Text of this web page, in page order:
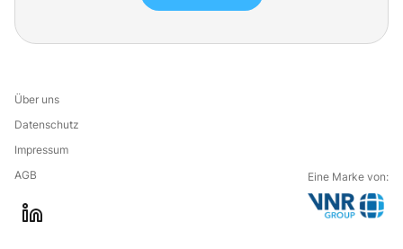
Über uns
Datenschutz
Impressum
AGB
Eine Marke von: